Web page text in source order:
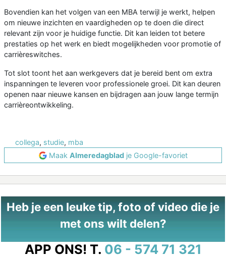
Bovendien kan het volgen van een MBA terwijl je werkt, helpen
om nieuwe inzichten en vaardigheden op te doen die direct
relevant zijn voor je huidige functie. Dit kan leiden tot betere
prestaties op het werk en biedt mogelijkheden voor promotie of
carrièreswitches.
Tot slot toont het aan werkgevers dat je bereid bent om extra
inspanningen te leveren voor professionele groei. Dit kan deuren
openen naar nieuwe kansen en bijdragen aan jouw lange termijn
carrièreontwikkeling.
collega, studie, mba
Maak Almeredagbladje Google-favoriet
Heb je een leuke tip, foto of video die je
met ons wilt delen?
APP ONS! T. 06 - 574 71 321